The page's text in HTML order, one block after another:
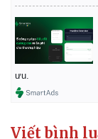
ưu.
Viết bình